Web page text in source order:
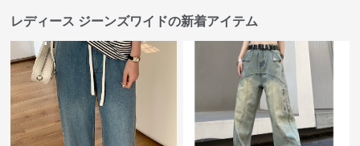
レディース ジーンズワイドの新着アイテム